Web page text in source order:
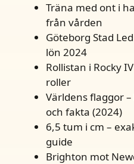
Träna med ont i
från vården
Göteborg Stad
lön 2024
Rollistan i Rocky
roller
Världens flaggor
och fakta (2024)
6,5 tum i cm –
guide
Brighton mot